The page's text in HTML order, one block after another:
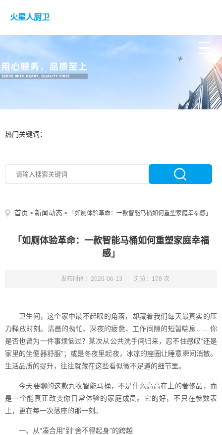
火星人厨卫
热门关键词：
首页 > 新闻动态 > 「如厕体验革命：一款智能马桶如何重塑家庭幸福感」
「如厕体验革命：一款智能马桶如何重塑家庭幸福
感」
发布时间：2026-06-13 浏览：178 次
卫生间，这个家中最不起眼的角落，却藏着我们每天最真实的压
力释放时刻。清晨的匆忙、深夜的疲惫、工作间隙的短暂喘息……你
是否也曾为一件事烦恼过？某次从公共洗手间归来，忍不住感叹“还是
家里的坐便器舒服”；或是冬夜里起夜，冰凉的座圈让睡意瞬间消散。
生活品质的提升，往往就藏在这些看似微不足道的细节里。
今天要聊的这款九牧智能马桶，不是什么高高在上的奢侈品，而
是一个能真正改变你日常体验的家庭成员。它的好，不只在参数表
上，更在每一次落座的那一刻。
一、从“凑合用”到“舍不得起身”的跨越